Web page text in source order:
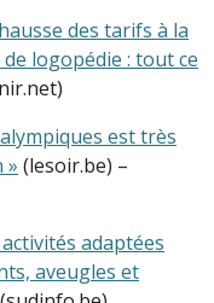
des tarifs à la
logopédie : tout ce
est très
» (lesoir.be) –
adaptées
aveugles et